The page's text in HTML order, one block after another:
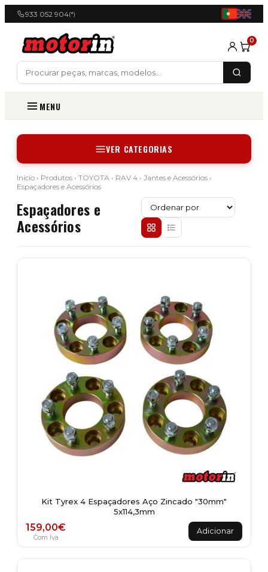
933 052 904(*)
0
MENU
VER CATEGORIAS
Início › Produtos › TOYOTA › RAV 4 › Jantes e Acessórios ›
Espaçadores e Acessórios
Espaçadores e
Acessórios
Kit Tyrex 4 Espaçadores Aço Zincado "30mm"
5x114,3mm
159,00€
Com Iva
Adicionar